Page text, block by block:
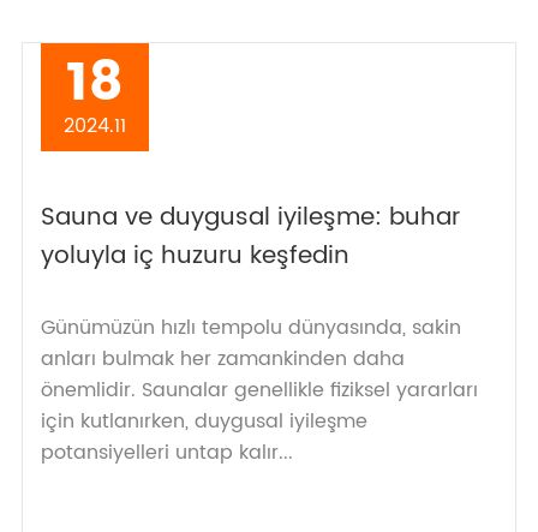
18
2024.11
Sauna ve duygusal iyileşme: buhar
yoluyla iç huzuru keşfedin
Günümüzün hızlı tempolu dünyasında, sakin
anları bulmak her zamankinden daha
önemlidir. Saunalar genellikle fiziksel yararları
için kutlanırken, duygusal iyileşme
potansiyelleri untap kalır...